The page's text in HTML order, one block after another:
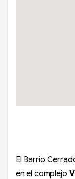
El Barrio
en el complejo